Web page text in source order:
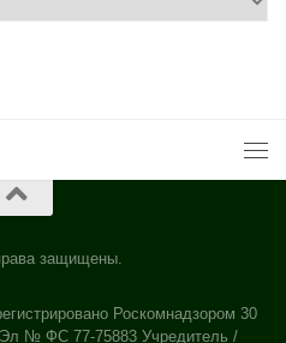
защищены.
Роскомнадзором 30
Эл № ФС 77-75883 Учредитель /